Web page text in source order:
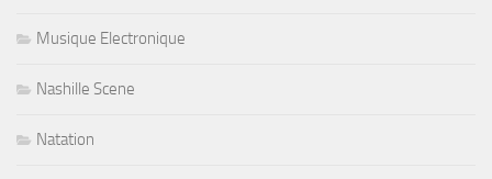
Musique Electronique
Nashille Scene
Natation